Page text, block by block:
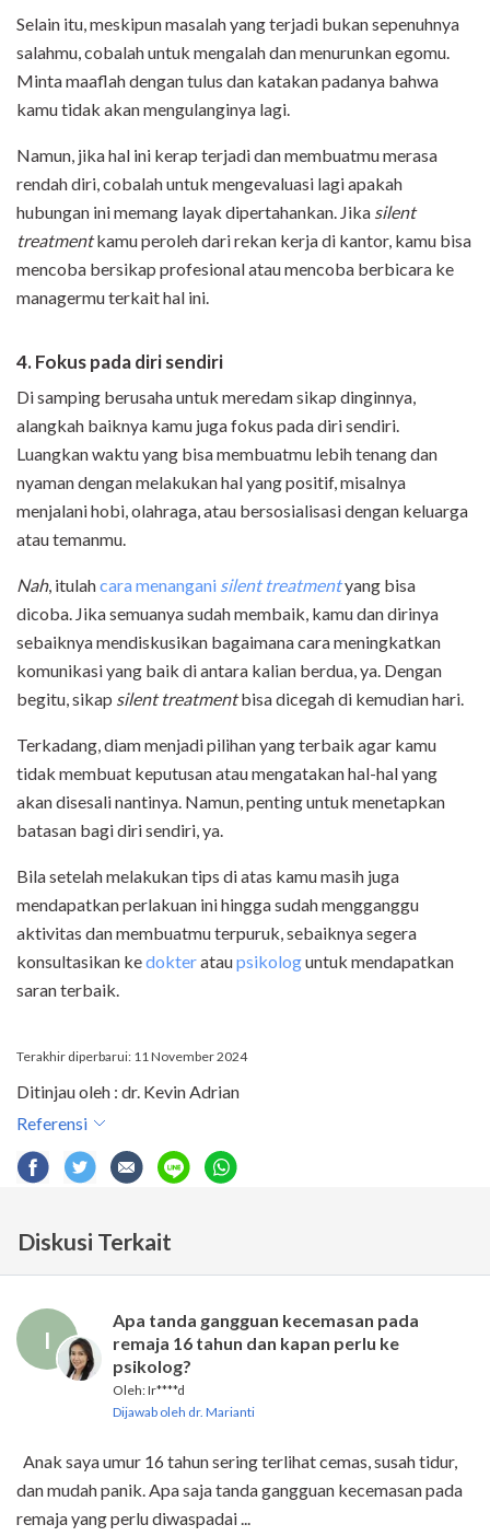
Selain itu, meskipun masalah yang terjadi bukan sepenuhnya
salahmu, cobalah untuk mengalah dan menurunkan egomu.
Minta maaflah dengan tulus dan katakan padanya bahwa
kamu tidak akan mengulanginya lagi.
Namun, jika hal ini kerap terjadi dan membuatmu merasa
rendah diri, cobalah untuk mengevaluasi lagi apakah
hubungan ini memang layak dipertahankan. Jika silent
treatmentkamu peroleh dari rekan kerja di kantor, kamu bisa
mencoba bersikap profesional atau mencoba berbicara ke
managermu terkait hal ini.
4. Fokus pada diri sendiri
Di samping berusaha untuk meredam sikap dinginnya,
alangkah baiknya kamu juga fokus pada diri sendiri.
Luangkan waktu yang bisa membuatmu lebih tenang dan
nyaman dengan melakukan hal yang positif, misalnya
menjalani hobi, olahraga, atau bersosialisasi dengan keluarga
atau temanmu.
Nah, itulahcara menangani silent treatmentyang bisa
dicoba. Jika semuanya sudah membaik, kamu dan dirinya
sebaiknya mendiskusikan bagaimana cara meningkatkan
komunikasi yang baik di antara kalian berdua, ya. Dengan
begitu, sikap silent treatmentbisa dicegah di kemudian hari.
Terkadang, diam menjadi pilihan yang terbaik agar kamu
tidak membuat keputusan atau mengatakan hal-hal yang
akan disesali nantinya. Namun, penting untuk menetapkan
batasan bagi diri sendiri, ya.
Bila setelah melakukan tips di atas kamu masih juga
mendapatkan perlakuan ini hingga sudah mengganggu
aktivitas dan membuatmu terpuruk, sebaiknya segera
konsultasikan kedokterataupsikologuntuk mendapatkan
saran terbaik.
Terakhir diperbarui: 11 November 2024